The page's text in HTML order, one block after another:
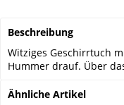
Beschreibung
Witziges Geschirrtuch
Hummer drauf. Über
Ähnliche Artikel